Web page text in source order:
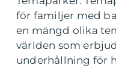
för familjer med
en mängd olika
världen som
underhållning för